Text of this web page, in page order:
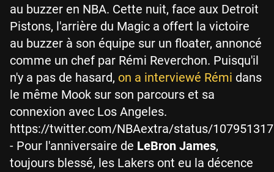
au buzzer en NBA. Cette nuit, face aux Detroit
Pistons, l'arrière du Magic a offert la victoire
au buzzer à son équipe sur un floater, annoncé
comme un chef par Rémi Reverchon. Puisqu'il
n'y a pas de hasard, on a interviewé Rémi dans
le même Mook sur son parcours et sa
connexion avec Los Angeles.
https://twitter.com/NBAextra/status/
- Pour l'anniversaire de LeBron James,
toujours blessé, les Lakers ont eu la décence